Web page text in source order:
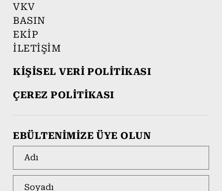
VKV
BASIN
EKİP
İLETİŞİM
KİŞİSEL VERİ POLİTİKASI
ÇEREZ POLİTİKASI
EBÜLTENİMİZE ÜYE OLUN